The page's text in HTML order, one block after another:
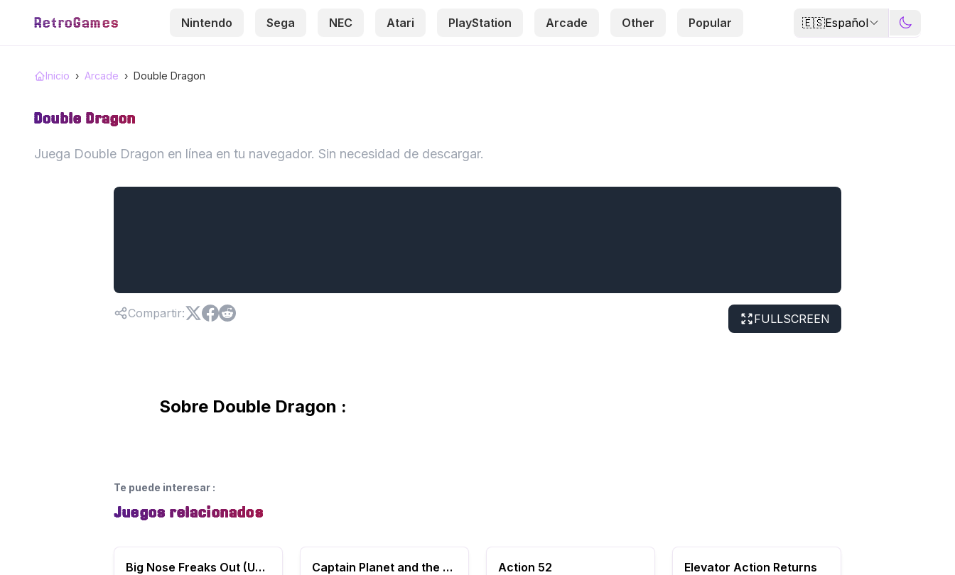
RetroGames Nintendo Sega NEC Atari PlayStation Arcade Other Popular 🇪🇸Español
Inicio › Arcade › Double Dragon
Double Dragon
Juega Double Dragon en línea en tu navegador. Sin necesidad de descargar.
Compartir: FULLSCREEN
Sobre Double Dragon :
Te puede interesar :
Juegos relacionados
Big Nose Freaks Out (USA) (Unl) Captain Planet and the Planeteers (Europe) Action 52 Elevator Action Returns